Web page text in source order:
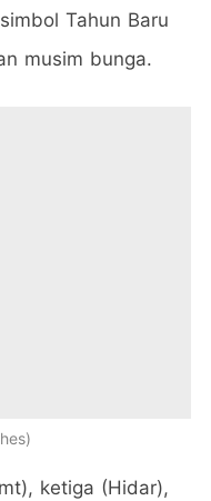
Tahun Baru
musim bunga.
ketiga (Hidar),